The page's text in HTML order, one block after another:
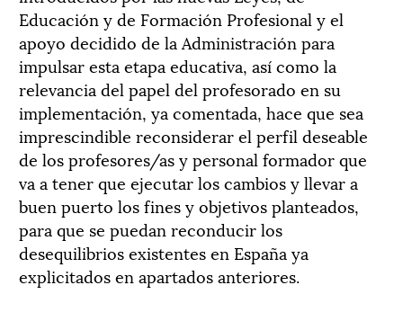
Educación y de Formación Profesional y el
apoyo decidido de la Administración para
impulsar esta etapa educativa, así como la
relevancia del papel del profesorado en su
implementación, ya comentada, hace que sea
imprescindible reconsiderar el perfil deseable
de los profesores/as y personal formador que
va a tener que ejecutar los cambios y llevar a
buen puerto los fines y objetivos planteados,
para que se puedan reconducir los
desequilibrios existentes en España ya
explicitados en apartados anteriores.